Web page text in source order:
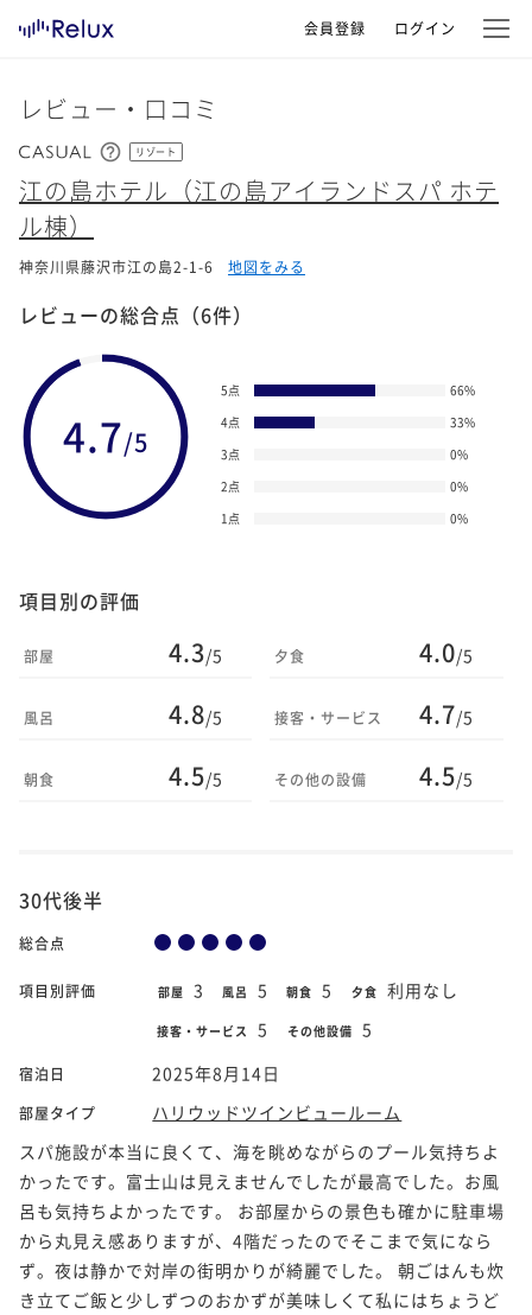
会員登録 ログイン
レビュー・口コミ
リゾート
江の島ホテル（江の島アイランドスパ ホテ
ル棟）
神奈川県藤沢市江の島2-1-6 地図をみる
レビューの総合点 （6件）
4.7/5
5点 66%
4点
33%
3点
0%
2点
0%
1点
0%
項目別の評価
部屋 4.3/5
風呂 4.8/5
朝食 4.5/5
夕食 4.0/5
接客・サービス 4.7/5
その他の設備 4.5/5
30代後半
総合点
項目別評価 部屋 3 風呂 5 朝食 5 夕食 利用なし
接客・サービス 5 その他設備 5
宿泊日 2025年8月14日
部屋タイプ
ハリウッドツインビュールーム
スパ施設が本当に良くて、海を眺めながらのプール気持ちよ
かったです。富士山は見えませんでしたが最高でした。お風
呂も気持ちよかったです。 お部屋からの景色も確かに駐車場
から丸見え感ありますが、4階だったのでそこまで気になら
ず。夜は静かで対岸の街明かりが綺麗でした。 朝ごはんも炊
き立てご飯と少しずつのおかずが美味しくて私にはちょうど